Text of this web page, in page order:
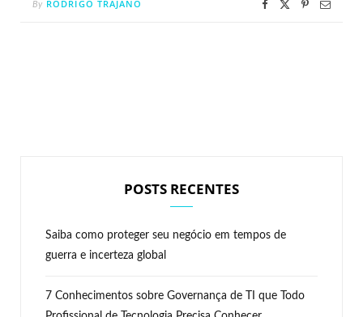
By RODRIGO TRAJANO
POSTS RECENTES
Saiba como proteger seu negócio em tempos de
guerra e incerteza global
7 Conhecimentos sobre Governança de TI que Todo